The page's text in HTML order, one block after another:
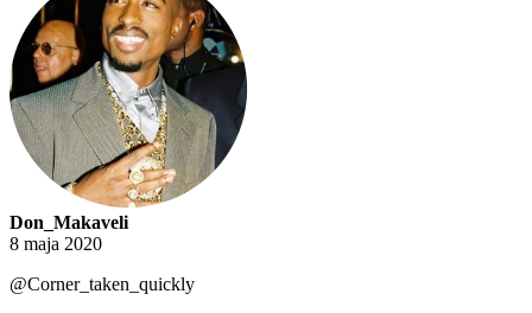
Don_Makaveli
8 maja 2020
@Corner_taken_quickly